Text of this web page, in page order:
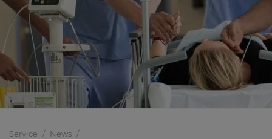
Service
News